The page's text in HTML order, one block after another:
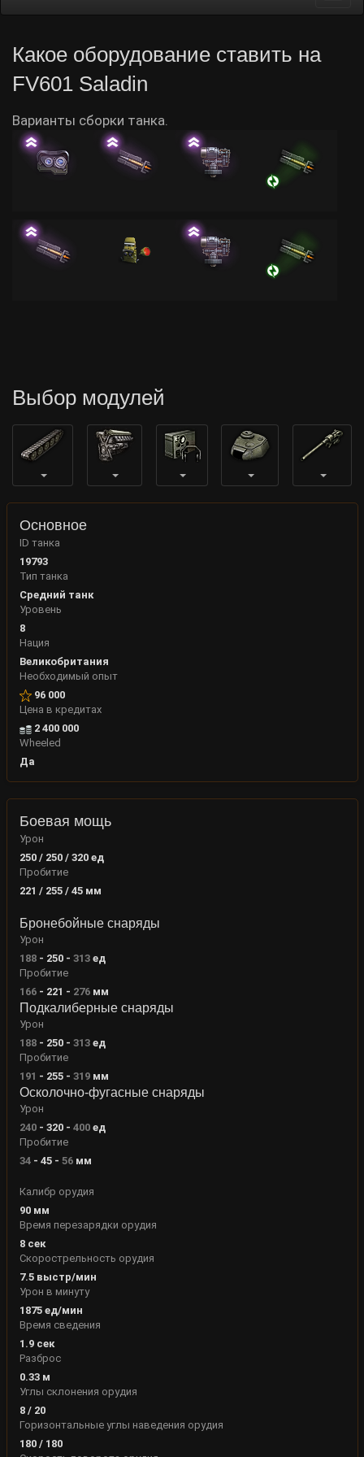
Какое оборудование ставить на
FV601 Saladin
Варианты сборки танка.
Выбор модулей
Основное
ID танка
19793
Тип танка
Средний танк
Уровень
8
Нация
Великобритания
Необходимый опыт
96 000
Цена в кредитах
2 400 000
Wheeled
Да
Боевая мощь
Урон
250 / 250 / 320 ед
Пробитие
221 / 255 / 45 мм
Бронебойные снаряды
Урон
188- 250- 313ед
Пробитие
166- 221 - 276 мм
Подкалиберные снаряды
Урон
188- 250- 313ед
Пробитие
191 - 255- 319 мм
Осколочно-фугасные снаряды
Урон
240- 320- 400ед
Пробитие
34- 45- 56 мм
Калибр орудия
90мм
Время перезарядки орудия
8сек
Скорострельность орудия
7.5выстр/мин
Урон в минуту
1875ед/мин
Время сведения
1.9сек
Разброс
0.33м
Углы склонения орудия
8 / 20
Горизонтальные углы наведения орудия
180 / 180